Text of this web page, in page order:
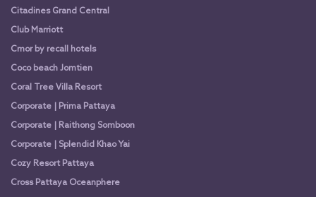
Citadines Grand Central
Club Marriott
Cmor by recall hotels
Coco beach Jomtien
Coral Tree Villa Resort
Corporate | Prima Pattaya
Corporate | Raithong Somboon
Corporate | Splendid Khao Yai
Cozy Resort Pattaya
Cross Pattaya Oceanphere